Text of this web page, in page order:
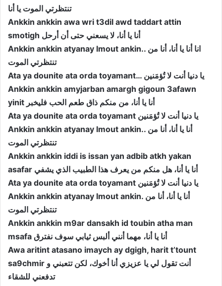
تنتظرتي الموت يا أنا
Ankkin ankkin awa wri t3dil awd taddart attin
smotigh أنا يا أنا، لا يسعني حتى أن أرحل
Ankkin ankkin atyanay lmout ankin.. انا أنا يا أنا، أنا من
تنتظرتي الموت
Ata ya dounite ata orda toyamant… يا دنيا أنت لا تُؤمَنين
Ankkin ankkin amyjarban amargh gigoun 3afawn
yinit أنا يا أنا، من منكم ذاق طعم الحب فليخبر
Ata ya dounite ata orda toyamant يا دنيا أنت لا تُؤمَنين
Ankkin ankkin atyanay lmout ankin.. أنا يا أنا، أنا من
تنتظرتي الموت
Ankkin ankkin iddi is issan yan adbib atkh yakan
asafar أنا يا أنا، هل منكم من يعرف هذا الطبيب الذي يشفي
Ata ya dounite ata orda toyamant يا دنيا أنت لا تُؤمَنين
Ankkin ankkin atyanay lmout ankin. أنا يا أنا، أنا من
تنتظرتي الموت
Ankkin ankkin m9ar dansakh id toubin atha man
msafa أنا يا أنا، مهما أنني ألبس ثيابي سوف نفترق
Awa aritint atasano imaych ay dgigh, harit t’tount
sa9chmir أنت تقول لي يا عزيزي أنا أخوك، لكن تتعبني و
تدفعني للشقاء